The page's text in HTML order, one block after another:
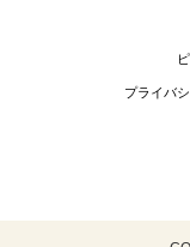
プライバ